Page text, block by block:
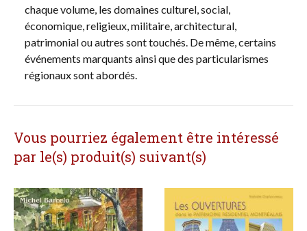
chaque volume, les domaines culturel, social,
économique, religieux, militaire, architectural,
patrimonial ou autres sont touchés. De même, certains
événements marquants ainsi que des particularismes
régionaux sont abordés.
Vous pourriez également être intéressé
par le(s) produit(s) suivant(s)